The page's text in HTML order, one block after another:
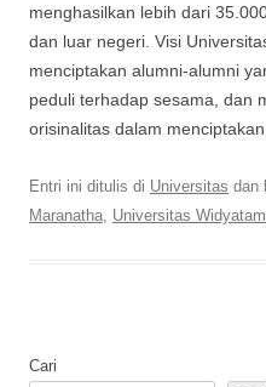
menghasilkan lebih dari
dan luar negeri. Visi
menciptakan alumni-alumni
peduli terhadap sesama, dan
orisinalitas dalam
Entri ini ditulis di Universitas dan
Maranatha Universitas
Cari